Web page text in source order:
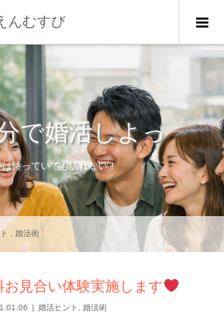
んむすび
で婚活しよっ
は待っていても訪れない！
,婚活術
お見合い体験実施します
婚活ヒント 婚活術